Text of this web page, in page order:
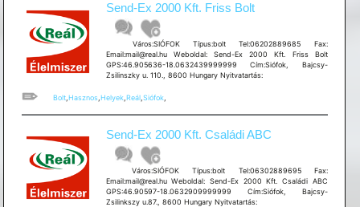
Send-Ex 2000 Kft. Friss Bolt
Város:SIÓFOK Típus:bolt Tel:06202889685 Fax:
Email:mail@real.hu Weboldal: Send-Ex 2000 Kft. Friss Bolt
GPS:46.905636-18.0632439999999 Cím:Siófok, Bajcsy-
Zsilinszky u. 110., 8600 Hungary Nyitvatartás:
Bolt,Hasznos,Helyek,Reál,Siófok,
Send-Ex 2000 Kft. Családi ABC
Város:SIÓFOK Típus:bolt Tel:06302889695 Fax:
Email:mail@real.hu Weboldal: Send-Ex 2000 Kft. Családi ABC
GPS:46.90597-18.0632909999999 Cím:Siófok, Bajcsy-
Zsilinkszy u.87., 8600 Hungary Nyitvatartás: